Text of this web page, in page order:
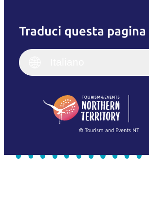
Traduci questa pagina
English
(Singapore)
繁體
© Tourism and Events NT